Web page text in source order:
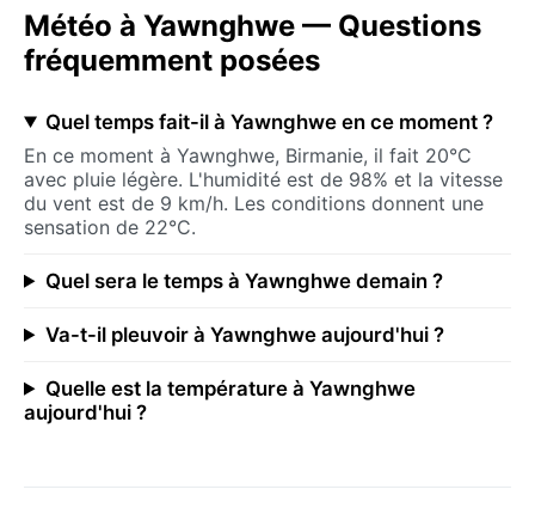
Météo à Yawnghwe — Questions
fréquemment posées
Quel temps fait-il à Yawnghwe en ce moment ?
En ce moment à Yawnghwe, Birmanie, il fait 20°C
avec pluie légère. L'humidité est de 98% et la vitesse
du vent est de 9 km/h. Les conditions donnent une
sensation de 22°C.
Quel sera le temps à Yawnghwe demain ?
Va-t-il pleuvoir à Yawnghwe aujourd'hui ?
Quelle est la température à Yawnghwe
aujourd'hui ?